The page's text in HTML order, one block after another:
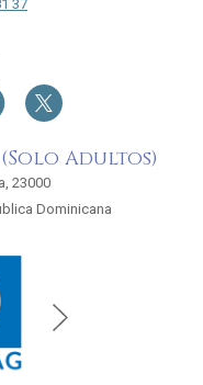
37
Adultos)
23000
Dominicana